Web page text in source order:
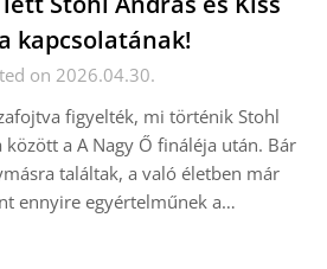
kapcsolatának!
on 2026.04.30.
figyelték, mi történik Stohl
között a A Nagy Ő fináléja után. Bár
találtak, a való életben már
ennyire egyértelműnek a…